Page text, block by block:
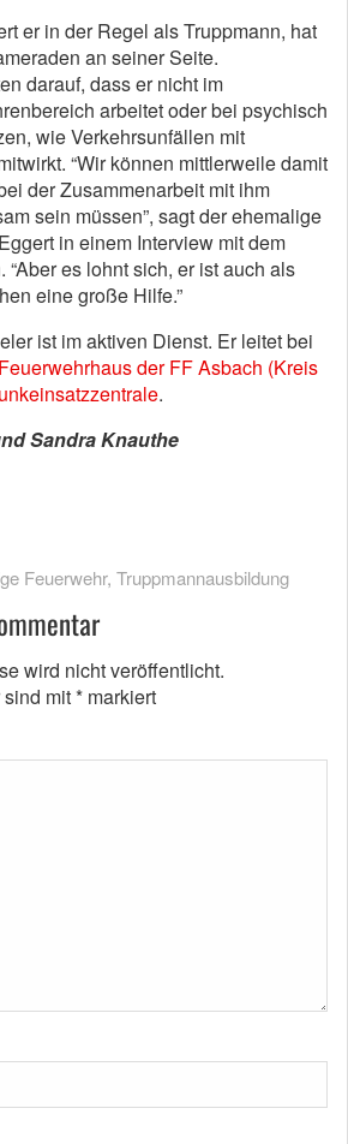
er in der Regel als Truppmann, hat
an seiner Seite.
darauf, dass er nicht im
arbeitet oder bei psychisch
wie Verkehrsunfällen mit
“Wir können mittlerweile damit
der Zusammenarbeit mit ihm
sein müssen”, sagt der ehemalige
in einem Interview mit dem
“Aber es lohnt sich, er ist auch als
eine große Hilfe.”
ist im aktiven Dienst. Er leitet bei
Feuerwehrhaus der FF Asbach (Kreis
.
Sandra Knauthe
Feuerwehr, Truppmannausbildung
wird nicht veröffentlicht.
mit* markiert